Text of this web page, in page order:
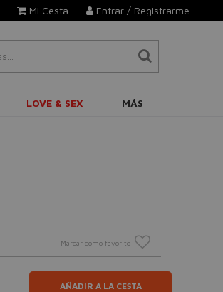
Entrar / Registrarme
Mi Cesta
LOVE & SEX MÁS
Marcar como favorito
AÑADIR A LA CESTA